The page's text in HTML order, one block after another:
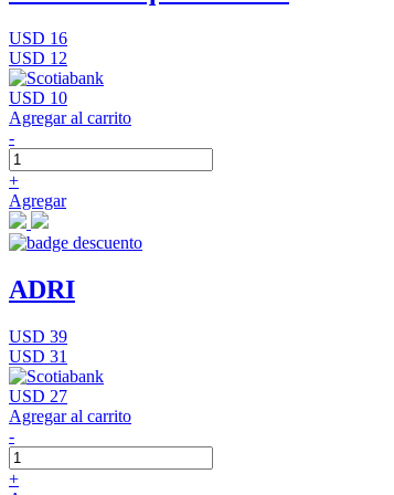
USD 16
USD 12
USD 10
Agregar al carrito
-
+
Agregar
ADRI
USD 39
USD 31
USD 27
Agregar al carrito
-
+